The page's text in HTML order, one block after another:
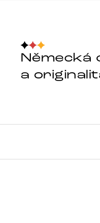
Německá
a